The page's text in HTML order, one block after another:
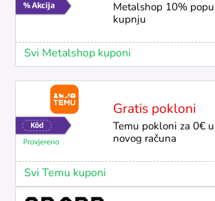
Metalshop 10%
kupnju
Svi Metalshop kuponi
Gratis pokloni
Temu pokloni za 0€
novog računa
Svi Temu kuponi